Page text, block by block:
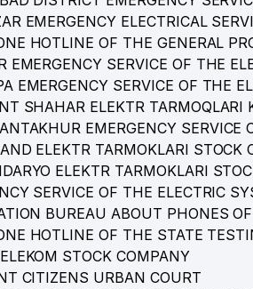
EMERGENCY ELECTRICAL
HOTLINE OF THE GENERAL
EMERGENCY SERVICE OF THE
EMERGENCY SERVICE OF THE
SHAHAR ELEKTR TARMOQLARI
EMERGENCY SERVICE
ELEKTR TARMOKLARI STOCK
ELEKTR TARMOKLARI
SERVICE OF THE ELECTRIC
BUREAU ABOUT PHONES
HOTLINE OF THE STATE
STOCK COMPANY
CITIZENS URBAN COURT